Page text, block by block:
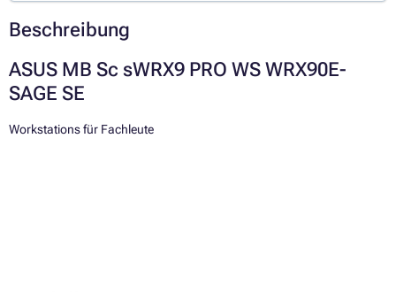
Beschreibung
ASUS MB Sc sWRX9 PRO WS WRX90E-
SAGE SE
Workstations für Fachleute